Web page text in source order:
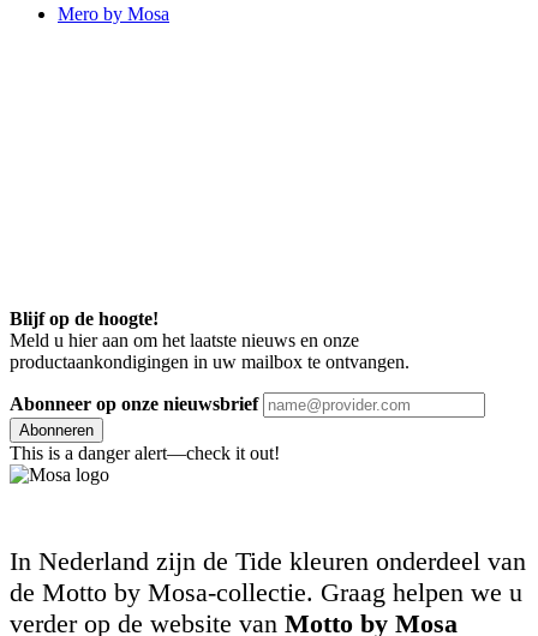
Mero by Mosa
Blijf op de hoogte!
Meld u hier aan om het laatste nieuws en onze
productaankondigingen in uw mailbox te ontvangen.
Abonneer op onze nieuwsbrief
Abonneren
This is a danger alert—check it out!
In Nederland zijn de Tide kleuren onderdeel van
de Motto by Mosa-collectie. Graag helpen we u
verder op de website van Motto by Mosa